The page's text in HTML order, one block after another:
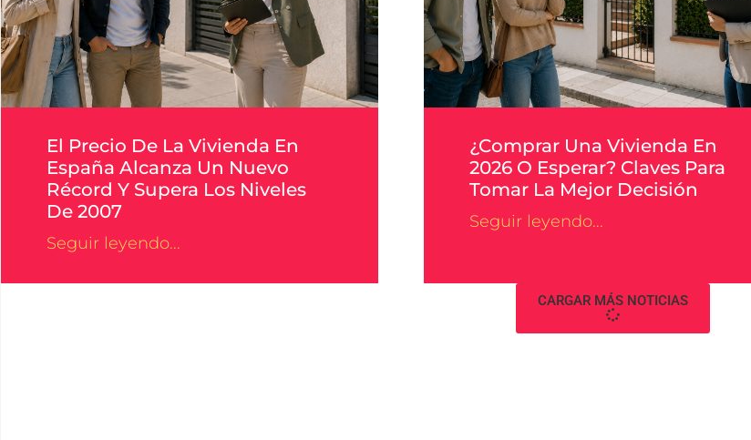
El Precio De La Vivienda En
España Alcanza Un Nuevo
Récord Y Supera Los Niveles
De 2007
Seguir leyendo...
¿Comprar Una Vivienda En
2026 O Esperar? Claves Para
Tomar La Mejor Decisión
Seguir leyendo...
CARGAR MÁS NOTICIAS